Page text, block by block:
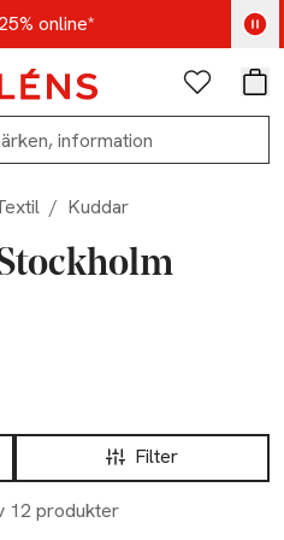
online*
- Shoppa nu
Favoriter
/ Kuddar
Filter
12 produkter